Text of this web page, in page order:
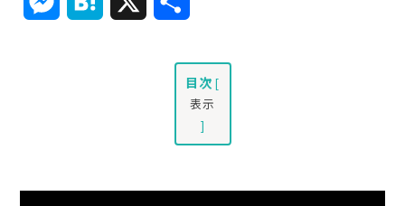
目次 [
表示
]